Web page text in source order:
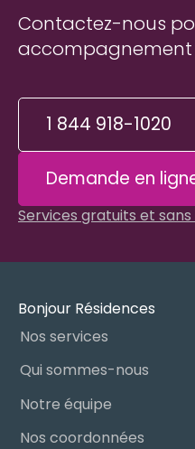
Contactez-nous
accompagnement
1 844 918-1020
Demande en
Services gratuits et
Bonjour Résidences
Nos services
Qui sommes-nous
Notre équipe
Nos coordonnées